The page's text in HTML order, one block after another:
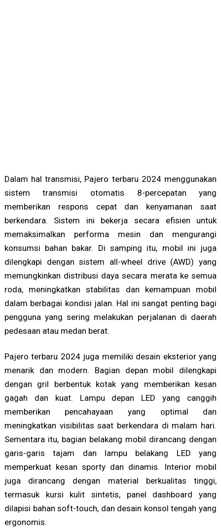
Dalam hal transmisi, Pajero terbaru 2024 menggunakan
sistem transmisi otomatis 8-percepatan yang
memberikan respons cepat dan kenyamanan saat
berkendara. Sistem ini bekerja secara efisien untuk
memaksimalkan performa mesin dan mengurangi
konsumsi bahan bakar. Di samping itu, mobil ini juga
dilengkapi dengan sistem all-wheel drive (AWD) yang
memungkinkan distribusi daya secara merata ke semua
roda, meningkatkan stabilitas dan kemampuan mobil
dalam berbagai kondisi jalan. Hal ini sangat penting bagi
pengguna yang sering melakukan perjalanan di daerah
pedesaan atau medan berat.
Pajero terbaru 2024 juga memiliki desain eksterior yang
menarik dan modern. Bagian depan mobil dilengkapi
dengan gril berbentuk kotak yang memberikan kesan
gagah dan kuat. Lampu depan LED yang canggih
memberikan pencahayaan yang optimal dan
meningkatkan visibilitas saat berkendara di malam hari.
Sementara itu, bagian belakang mobil dirancang dengan
garis-garis tajam dan lampu belakang LED yang
memperkuat kesan sporty dan dinamis. Interior mobil
juga dirancang dengan material berkualitas tinggi,
termasuk kursi kulit sintetis, panel dashboard yang
dilapisi bahan soft-touch, dan desain konsol tengah yang
ergonomis.